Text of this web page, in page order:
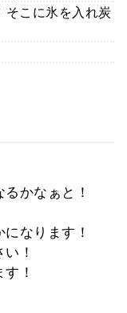
そこに氷を入れ炭
かなぁと！
なります！
！
！